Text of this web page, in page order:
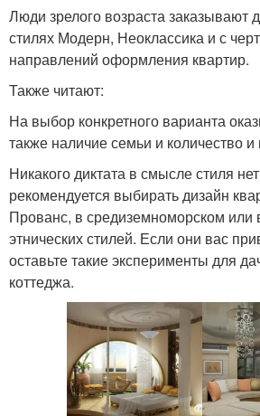
Люди зрелого возраста заказывают
стилях Модерн, Неоклассика и с
направлений оформления квартир.
Также читают:
На выбор конкретного варианта
также наличие семьи и количество и
Никакого диктата в смысле стиля
рекомендуется выбирать дизайн
Прованс, в средиземноморском или
этнических стилей. Если они вас
оставьте такие эксперименты для
коттеджа.